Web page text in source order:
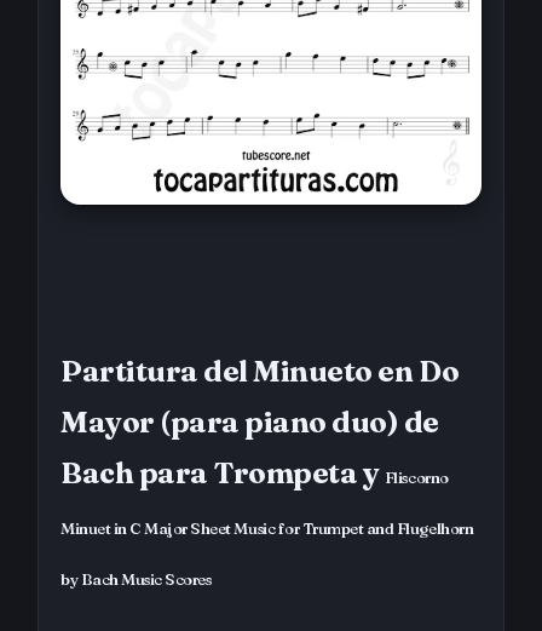
Partitura del Minueto en Do
Mayor (para piano duo) de
Bach para Trompeta y Fliscorno
Minuet in C Major Sheet Music for Trumpet and Flugelhorn
by Bach Music Scores